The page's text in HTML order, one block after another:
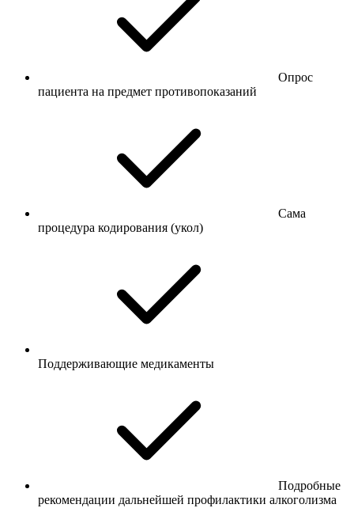
Опрос
пациента на предмет противопоказаний
Сама
процедура кодирования (укол)
Поддерживающие медикаменты
Подробные
рекомендации дальнейшей профилактики алкоголизма